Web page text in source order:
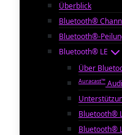
Überblick
Bluetooth®
Bluetooth®-
Bluetooth® LE
Über
Auracast™
Bluetooth®
Bluetooth®